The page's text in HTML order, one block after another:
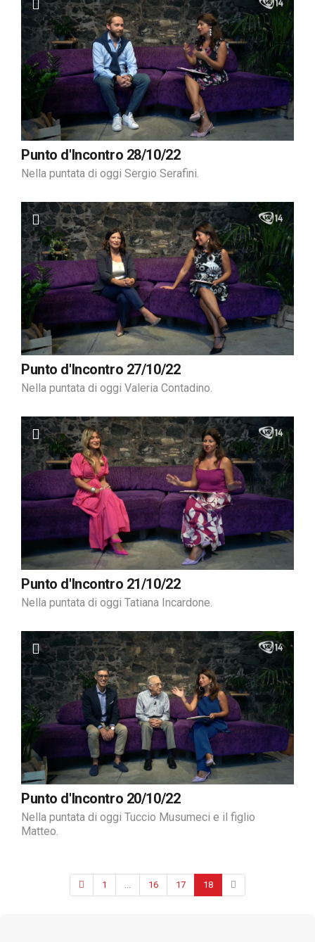
Punto d'Incontro 28/10/22
Nella puntata di oggi Sergio Serafini.
Punto d'Incontro 27/10/22
Nella puntata di oggi Valeria Contadino.
Punto d'Incontro 21/10/22
Nella puntata di oggi Tatiana Incardone.
Punto d'Incontro 20/10/22
Nella puntata di oggi Tuccio Musumeci e il figlio
Matteo.
1 ... 16 17 18